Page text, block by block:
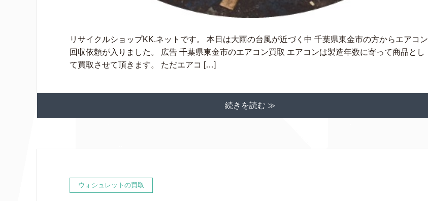
リサイクルショップKK.ネットです。 本日は大雨の台風が近づく中 千葉県東金市の方からエアコン
回収依頼が入りました。 広告 千葉県東金市のエアコン買取 エアコンは製造年数に寄って商品とし
て買取させて頂きます。 ただエアコ […]
続きを読む ≫
ウォシュレットの買取